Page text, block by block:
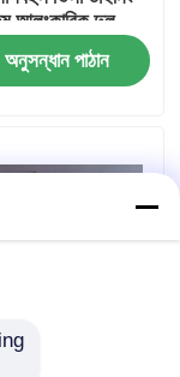
আলংকারিক দুল
অনুসন্ধান পাঠান